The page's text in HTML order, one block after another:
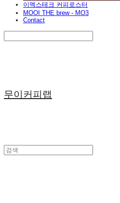
이멕스테크 커피로스터
MOOI THE brew - MO3
Contact
무이커피랩